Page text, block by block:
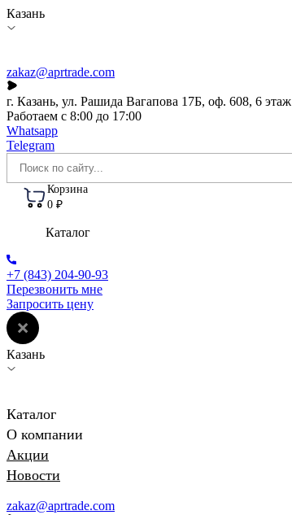
Казань
zakaz@aprtrade.com
г. Казань, ул. Рашида Вагапова 17Б, оф. 608, 6 этаж
Работаем с 8:00 до 17:00
Whatsapp
Telegram
Корзина
0 ₽
Каталог
+7 (843) 204-90-93
Перезвонить мне
Запросить цену
Казань
Каталог
О компании
Акции
Новости
zakaz@aprtrade.com